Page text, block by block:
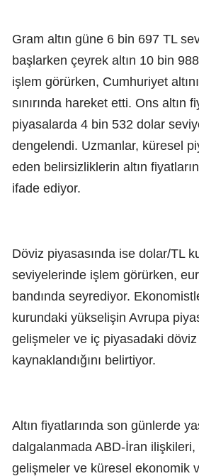
Gram altın güne 6 bin 697 TL
başlarken çeyrek altın 10 bin
işlem görürken, Cumhuriyet
sınırında hareket etti. Ons altın
piyasalarda 4 bin 532 dolar
dengelendi. Uzmanlar, küresel
eden belirsizliklerin altın
ifade ediyor.
Döviz piyasasında ise dolar/TL
seviyelerinde işlem görürken,
bandında seyrediyor.
kurundaki yükselişin Avrupa
gelişmeler ve iç piyasadaki
kaynaklandığını belirtiyor.
Altın fiyatlarında son günlerde
dalgalanmada ABD-İran ilişkileri,
gelişmeler ve küresel ekonomik